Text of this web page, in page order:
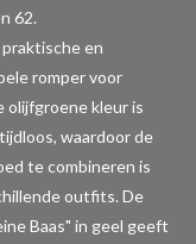
62.
en
romper voor
olijfgroene kleur is
waardoor de
te combineren is
outfits. De
Baas" in geel geeft